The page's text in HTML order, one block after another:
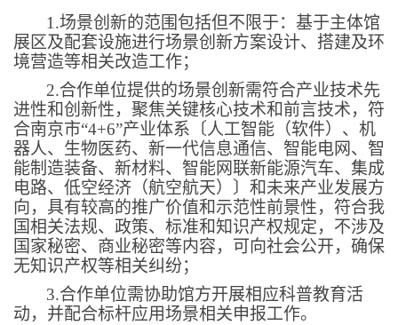
1.场景创新的范围包括但不限于：基于主体馆
展区及配套设施进行场景创新方案设计、搭建及环
境营造等相关改造工作；
2.合作单位提供的场景创新需符合产业技术先
进性和创新性，聚焦关键核心技术和前言技术，符
合南京市“4+6”产业体系〔人工智能（软件）、机
器人、生物医药、新一代信息通信、智能电网、智
能制造装备、新材料、智能网联新能源汽车、集成
电路、低空经济（航空航天）〕和未来产业发展方
向，具有较高的推广价值和示范性前景性，符合我
国相关法规、政策、标准和知识产权规定，不涉及
国家秘密、商业秘密等内容，可向社会公开，确保
无知识产权等相关纠纷；
3.合作单位需协助馆方开展相应科普教育活
动，并配合标杆应用场景相关申报工作。